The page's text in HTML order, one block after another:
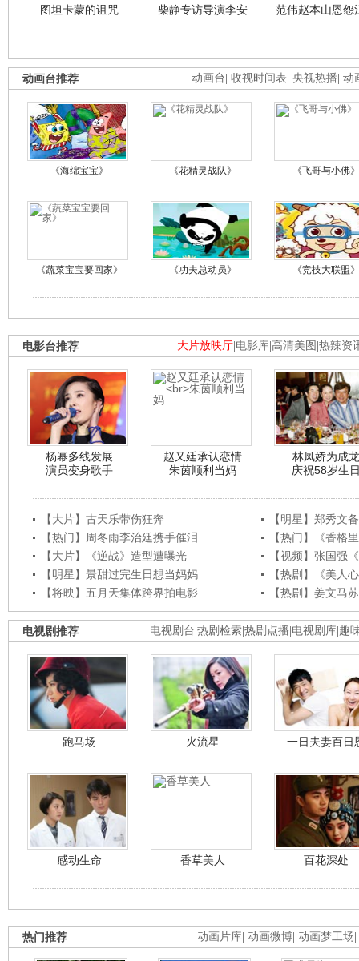
图坦卡蒙的诅咒 柴静专访导演李安 范伟赵本山恩怨
动画台 收视时间表 央视热播 动
动画台推荐
《海绵宝宝》 《花精灵战队》 《飞哥与小佛》
《蔬菜宝宝要回家》 《功夫总动员》 《竞技大联盟》
大片放映厅 电影库 高清美图 热辣资
电影台推荐
杨幂多线发展
演员变身歌手
赵又廷承认恋情
朱茵顺利当妈
林凤娇为成龙
庆祝58岁生
【大片】古天乐带伤狂奔
【明星】郑秀文
【热门】周冬雨李治廷携手催泪
【热门】《香格
【大片】《逆战》造型遭曝光
【视频】张国强
【明星】景甜过完生日想当妈妈
【热剧】《美人
【将映】五月天集体跨界拍电影
【热剧】姜文马
电视剧台 热剧检索 热剧点播 电视剧库 趣
电视剧推荐
跑马场 火流星 一日夫妻百日
感动生命 香草美人 百花深处
动画片库 动画微博 动画梦工场
热门推荐